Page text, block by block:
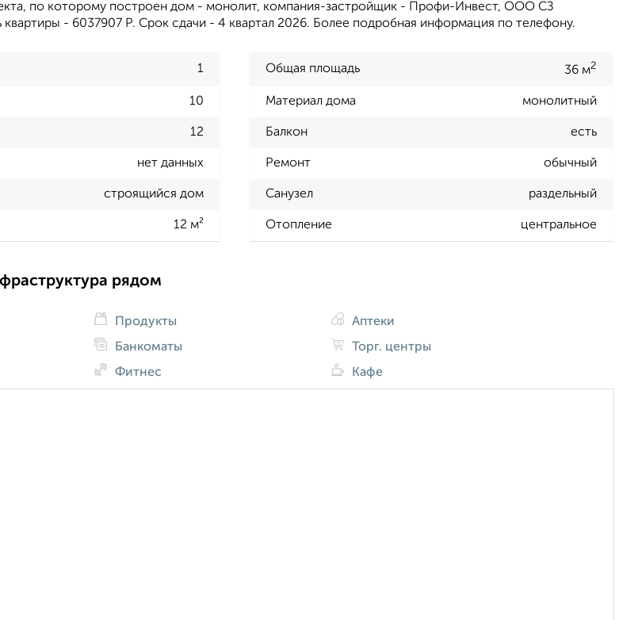
по которому построен дом - монолит, компания-застройщик - Профи-Инвест, ООО СЗ
- 6037907 Р. Срок сдачи - 4 квартал 2026. Более подробная информация по телефону.
1 Общая площадь 36 м2
10 Материал дома монолитный
12 Балкон есть
нет данных Ремонт обычный
строящийся дом Санузел раздельный
12 м² Отопление центральное
рядом
Продукты
Банкоматы
Фитнес
Аптеки
Торг. центры
Кафе